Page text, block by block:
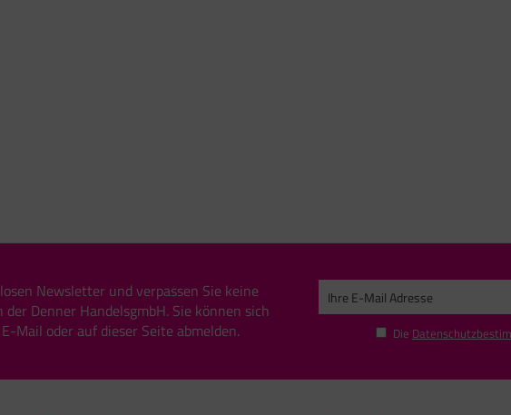
Newsletter und verpassen Sie keine
Denner HandelsgmbH. Sie können sich
Mail oder auf dieser Seite abmelden.
Die